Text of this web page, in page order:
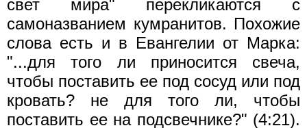
свет мира" перекликаются с
самоназванием кумранитов. Похожие
слова есть и в Евангелии от Марка:
"...для того ли приносится свеча,
чтобы поставить ее под сосуд или под
кровать? не для того ли, чтобы
поставить ее на подсвечнике?" (4:21).